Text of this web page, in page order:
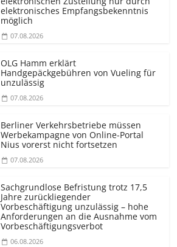
elektronisches Empfangsbekenntnis
möglich
07.08.2026
OLG Hamm erklärt
Handgepäckgebühren von Vueling für
unzulässig
07.08.2026
Berliner Verkehrsbetriebe müssen
Werbekampagne von Online-Portal
Nius vorerst nicht fortsetzen
07.08.2026
Sachgrundlose Befristung trotz 17,5
Jahre zurückliegender
Vorbeschäftigung unzulässig – hohe
Anforderungen an die Ausnahme vom
Vorbeschäf­tigungsverbot
06.08.2026